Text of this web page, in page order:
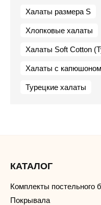
Халаты размера S
Хлопковые халаты
Халаты Soft Cotton
Халаты с капюшоном
Турецкие халаты
КАТАЛОГ
Комплекты постельного
Покрывала